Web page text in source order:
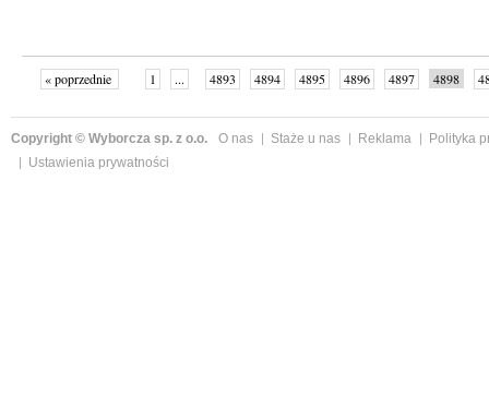
« poprzednie 1 ... 4893 4894 4895 4896 4897 4898
Copyright © Wyborcza sp. z o.o. O nas Staże u nas Reklama
Polityka
Ustawienia prywatności